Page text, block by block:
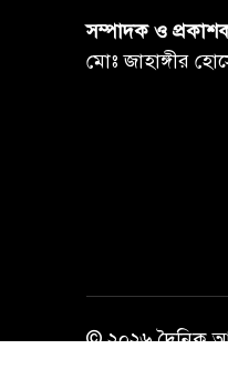
সম্পাদক ও
মোঃ জাহাঙ্গীর
© ২০২৬ দৈনিক